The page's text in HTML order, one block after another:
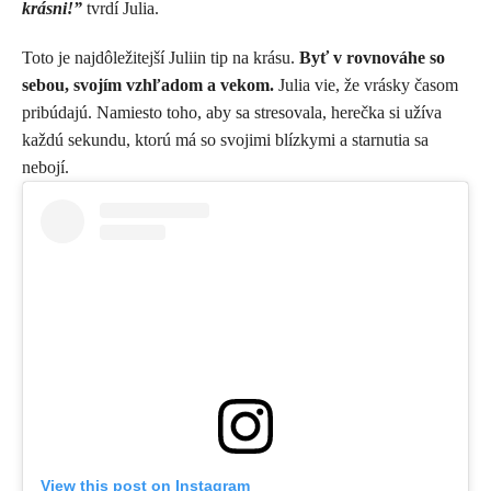
krásni!” tvrdí Julia.
Toto je najdôležitejší Juliin tip na krásu. Byť v rovnováhe so
sebou, svojím vzhľadom a vekom. Julia vie, že vrásky časom
pribúdajú. Namiesto toho, aby sa stresovala, herečka si užíva
každú sekundu, ktorú má so svojimi blízkymi a starnutia sa
nebojí.
View this post on Instagram